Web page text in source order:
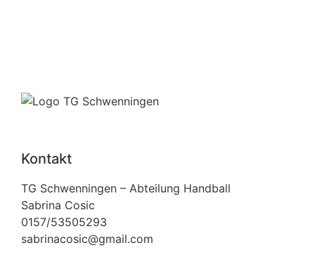
Kontakt
TG Schwenningen – Abteilung Handball
Sabrina Cosic
0157/53505293
sabrinacosic@gmail.com